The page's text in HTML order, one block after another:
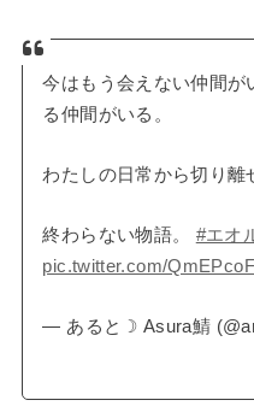
今はもう会えない仲間が
る仲間がいる。
わたしの日常から切り離
終わらない物語。 #エオ
pic.twitter.com/
— あると☽ Asura鯖